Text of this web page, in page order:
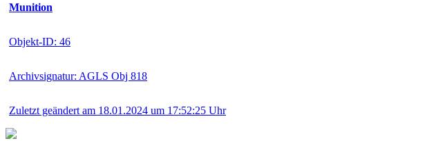
Munition
Objekt-ID: 46
Archivsignatur: AGLS Obj 818
Zuletzt geändert am 18.01.2024 um 17:52:25 Uhr